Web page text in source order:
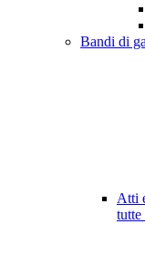
Bandi di
Atti
tutte